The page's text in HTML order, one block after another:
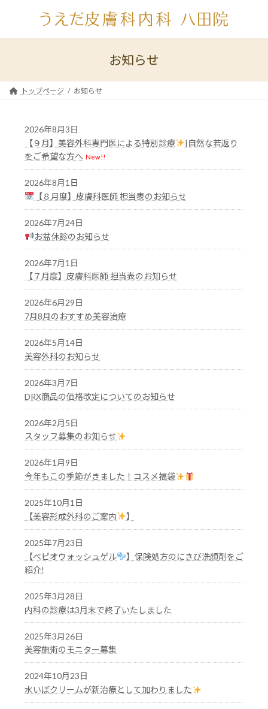
ン
ー
お知らせ
トップページ お知らせ
2026年8月3日
【９月】美容外科専門医による特別診療
|自然な若返り
をご希望な方へ New!!
2026年8月1日
【８月度】皮膚科医師 担当表のお知らせ
2026年7月24日
お盆休診のお知らせ
2026年7月1日
【７月度】皮膚科医師 担当表のお知らせ
2026年6月29日
7月8月のおすすめ美容治療
2026年5月14日
美容外科のお知らせ
2026年3月7日
DRX商品の価格改定についてのお知らせ
2026年2月5日
スタッフ募集のお知らせ
2026年1月9日
今年もこの季節がきました！コスメ福袋
2025年10月1日
【美容形成外科のご案内
】
2025年7月23日
【べピオウォッシュゲル
】保険処方のにきび洗顔剤をご
紹介!
2025年3月28日
内科の診療は3月末で終了いたしました
2025年3月26日
美容施術のモニター募集
2024年10月23日
水いぼクリームが新治療として加わりました